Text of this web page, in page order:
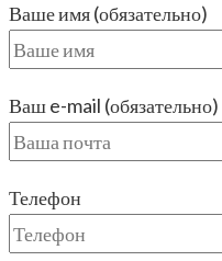
Ваше имя (обязательно)
Ваш e-mail (обязательно)
Телефон